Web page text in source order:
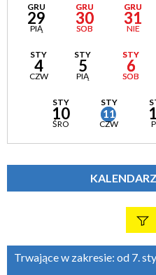
GRU
29
PIĄ
GRU
30
SOB
GRU
31
NIE
STY
4
CZW
STY
5
PIĄ
STY
6
SOB
STY
10
ŚRO
STY
11
CZW
Szukana fraza
Trwające w zakresie: od 7.